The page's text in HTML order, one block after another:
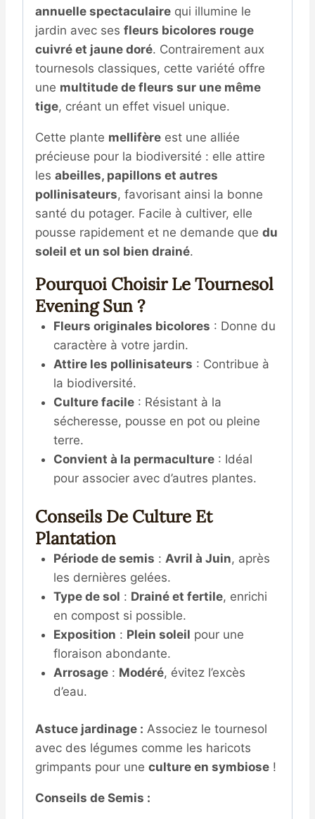
annuelle spectaculaire qui illumine le
jardin avec ses fleurs bicolores rouge
cuivré et jaune doré. Contrairement aux
tournesols classiques, cette variété offre
une multitude de fleurs sur une même
tige, créant un effet visuel unique.
Cette plante mellifère est une alliée
précieuse pour la biodiversité : elle attire
les abeilles, papillons et autres
pollinisateurs, favorisant ainsi la bonne
santé du potager. Facile à cultiver, elle
pousse rapidement et ne demande que du
soleil et un sol bien drainé.
Pourquoi Choisir Le Tournesol
Evening Sun ?
Fleurs originales bicolores : Donne du
caractère à votre jardin.
Attire les pollinisateurs : Contribue à
la biodiversité.
Culture facile: Résistant à la
sécheresse, pousse en pot ou pleine
terre.
Convient à la permaculture: Idéal
pour associer avec d’autres plantes.
Conseils De Culture Et
Plantation
Période de semis : Avril à Juin, après
les dernières gelées.
Type de sol : Drainé et fertile, enrichi
en compost si possible.
Exposition : Plein soleil pour une
floraison abondante.
Arrosage: Modéré, évitez l’excès
d’eau.
Astuce jardinage : Associez le tournesol
avec des légumes comme les haricots
grimpants pour une culture en symbiose !
Conseils de Semis :